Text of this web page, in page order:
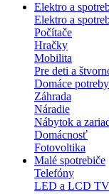
Elektro a
Elektro a
Počítače
Hračky
Mobilita
Pre deti a
Domáce potreby
Záhrada
Náradie
Nábytok a
Domácnosť
Fotovoltika
Malé spotrebiče
Telefóny
LED a LCD